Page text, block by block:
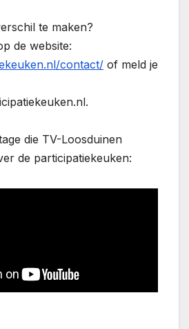
te maken?
de website:
contact/ of meld je
die TV-Loosduinen
de participatiekeuken: